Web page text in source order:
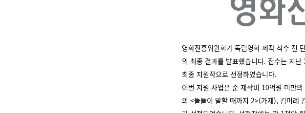
영화진흥위원회가 독립영화 제작 착수 전
의 최종 결과를 발표했습니다. 접수는 지
최종 지원작으로 선정하였습니다.
이번 지원 사업은 순 제작비 10억원 미만
의 <돌들이 말할 때까지 2>(가제), 김미례